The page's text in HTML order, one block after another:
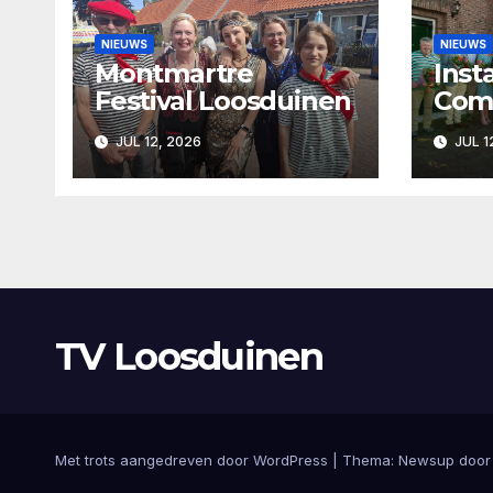
NIEUWS
Montmartre
Festival Loosduinen
JUL 12, 2026
NIEUWS
JUL
TV Loosduinen
Met trots aangedreven door WordPress Thema: Newsup door